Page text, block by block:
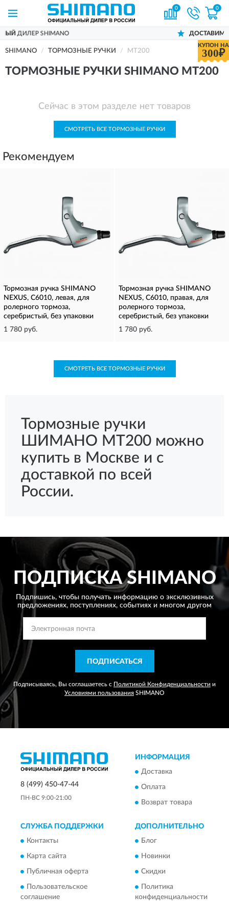
0 0
SHIMANO ДОСТАВИМПО
КУПОН НА
300₽
SHIMANO ТОРМОЗНЫЕ РУЧКИ MT200
ТОРМОЗНЫЕ РУЧКИ SHIMANO MT200
Сейчас в этом разделе нет товаров
СМОТРЕТЬ ВСЕ ТОРМОЗНЫЕ РУЧКИ
Рекомендуем
Тормозная ручка SHIMANO
NEXUS, C6010, левая, для
ролерного тормоза,
серебристый, без упаковки
1 780 руб.
Тормозная ручка SHIMANO
NEXUS, C6010, правая, для
ролерного тормоза,
серебристый, без упаковки
1 780 руб.
СМОТРЕТЬ ВСЕ ТОРМОЗНЫЕ РУЧКИ
Тормозные ручки
ШИМАНО MT200 можно
купить в Москве и с
доставкой по всей
России.
ПОДПИСКАSHIMANO
Подпишись, чтобы получать информацию о эксклюзивных
предложениях, поступлениях, событиях и многом другом
ПОДПИСАТЬСЯ
Подписываясь, Вы соглашаетесь с Политикой Конфиденциальности и
Условиями пользования SHIMANO
8 (499) 450-47-44
ПН-ВС 9:00-21:00
ИНФОРМАЦИЯ
Доставка
Оплата
Возврат товара
СЛУЖБА ПОДДЕРЖКИ
Контакты
Карта сайта
Публичная оферта
Пользовательское
соглашение
ДОПОЛНИТЕЛЬНО
Блог
Новинки
Скидки
Политика
конфиденциальности